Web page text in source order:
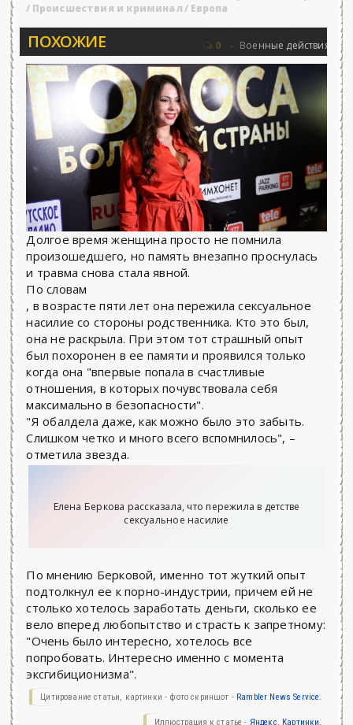
/ Происшествия и криминал/ Европа
ПОХОЖИЕ
25.06.2026 - «Новости»... Военные действия Об
Долгое время женщина просто не помнила
произошедшего, но память внезапно проснулась
и травма снова стала явной.
По словам
, в возрасте пяти лет она пережила сексуальное
насилие со стороны родственника. Кто это был,
она не раскрыла. При этом тот страшный опыт
был похоронен в ее памяти и проявился только
когда она "впервые попала в счастливые
отношения, в которых почувствовала себя
максимально в безопасности".
"Я обалдела даже, как можно было это забыть.
Слишком четко и много всего вспомнилось", –
отметила звезда.
Елена Беркова рассказала, что пережила в детстве
сексуальное насилие
По мнению Берковой, именно тот жуткий опыт
подтолкнул ее к порно-индустрии, причем ей не
столько хотелось заработать деньги, сколько ее
вело вперед любопытство и страсть к запретному:
"Очень было интересно, хотелось все
попробовать. Интересно именно с момента
эксгибиционизма".
Цитирование статьи, картинки - фото скриншот - Rambler News Service.
Иллюстрация к статье - Яндекс. Картинки.